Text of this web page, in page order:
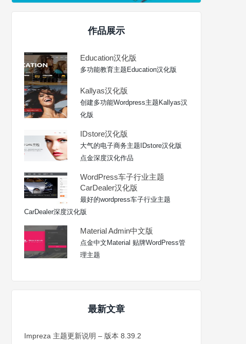
作品展示
Education汉化版
多功能教育主题Education汉化版
Kallyas汉化版
创建多功能Wordpress主题Kallyas汉
化版
IDstore汉化版
大气的电子商务主题IDstore汉化版
点金深度汉化作品
WordPress车子行业主题
CarDealer汉化版
最好的wordpress车子行业主题
CarDealer深度汉化版
Material Admin中文版
点金中文Material 贴牌WordPress管
理主题
最新文章
Impreza 主题更新说明 – 版本 8.39.2